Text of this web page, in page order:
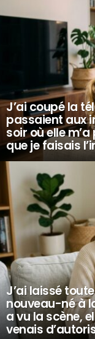
J’ai coupé la
passaient aux
soir où elle
que je faisais
J’ai laissé
nouveau-né à
a vu la scène,
venais